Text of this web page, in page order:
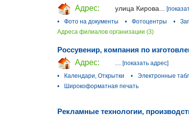
Адрес:
улица Кирова...
•
Фото на документы • Фотоцентры •
Адреса филиалов организации (3)
Россувенир, компания по
Адрес:
[показать адрес]
•
Календари, Открытки • Электронные
•
Широкоформатная печать
Рекламные технологии,